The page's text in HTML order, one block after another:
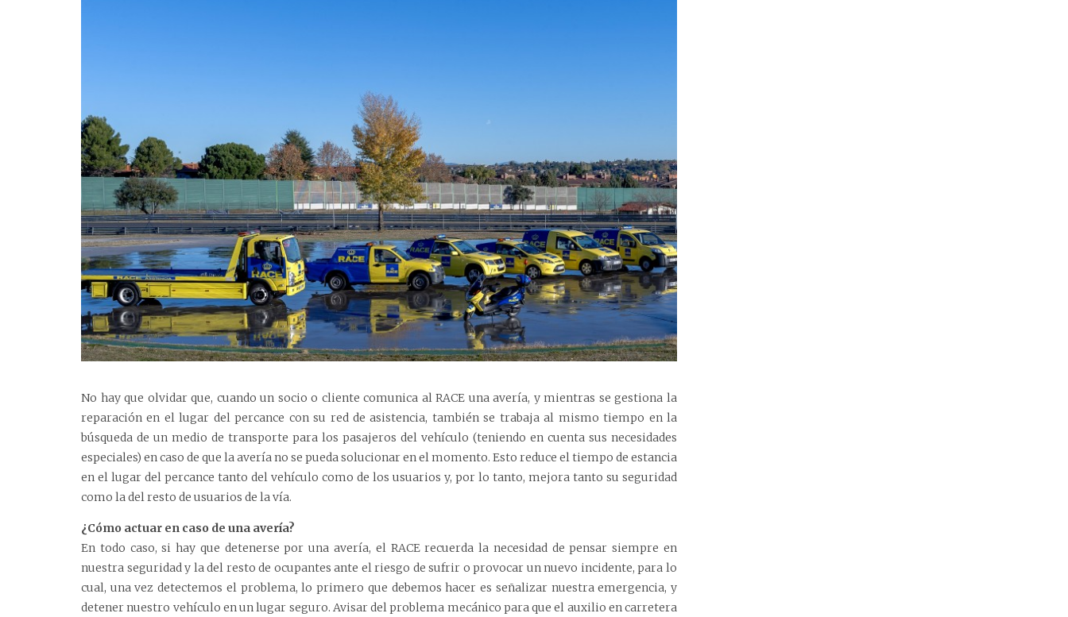
No hay que olvidar que, cuando un socio o cliente comunica al RACE una avería, y mientras se gestiona la
reparación en el lugar del percance con su red de asistencia, también se trabaja al mismo tiempo en la
búsqueda de un medio de transporte para los pasajeros del vehículo (teniendo en cuenta sus necesidades
especiales) en caso de que la avería no se pueda solucionar en el momento. Esto reduce el tiempo de estancia
en el lugar del percance tanto del vehículo como de los usuarios y, por lo tanto, mejora tanto su seguridad
como la del resto de usuarios de la vía.
¿Cómo actuar en caso de una avería?
En todo caso, si hay que detenerse por una avería, el RACE recuerda la necesidad de pensar siempre en
nuestra seguridad y la del resto de ocupantes ante el riesgo de sufrir o provocar un nuevo incidente, para lo
cual, una vez detectemos el problema, lo primero que debemos hacer es señalizar nuestra emergencia, y
detener nuestro vehículo en un lugar seguro. Avisar del problema mecánico para que el auxilio en carretera